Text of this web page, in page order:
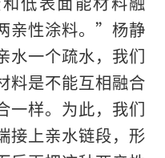
亲性涂料。”杨静
水一个疏水，我们
料是不能互相融合
一样。为此，我们
接上亲水链段，形